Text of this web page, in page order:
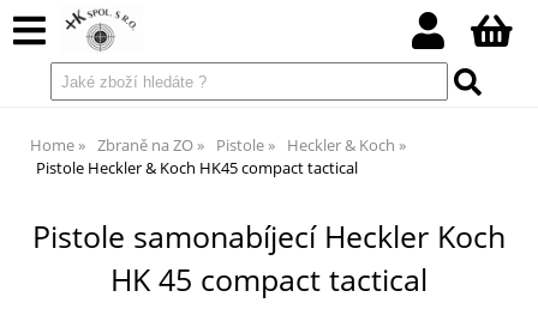
Home Zbraně na ZO Pistole
Heckler & Koch
Pistole Heckler & Koch HK45 compact tactical
Pistole samonabíjecí Heckler Koch
HK 45 compact tactical